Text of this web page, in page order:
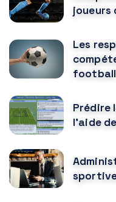
joueurs
Les
football
Prédire
l'aide